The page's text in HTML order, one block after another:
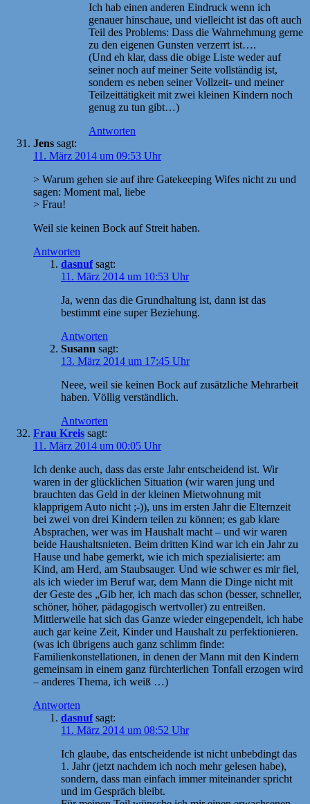
Ich hab einen anderen Eindruck wenn ich
genauer hinschaue, und vielleicht ist das oft auch
Teil des Problems: Dass die Wahrnehmung gerne
zu den eigenen Gunsten verzerrt ist….
(Und eh klar, dass die obige Liste weder auf
seiner noch auf meiner Seite vollständig ist,
sondern es neben seiner Vollzeit- und meiner
Teilzeittätigkeit mit zwei kleinen Kindern noch
genug zu tun gibt…)
Antworten
Jens sagt:
11. März 2014 um 09:53 Uhr
> Warum gehen sie auf ihre Gatekeeping Wifes nicht zu und
sagen: Moment mal, liebe
> Frau!
Weil sie keinen Bock auf Streit haben.
Antworten
dasnuf sagt:
11. März 2014 um 10:53 Uhr
Ja, wenn das die Grundhaltung ist, dann ist das
bestimmt eine super Beziehung.
Antworten
Susann sagt:
13. März 2014 um 17:45 Uhr
Neee, weil sie keinen Bock auf zusätzliche Mehrarbeit
haben. Völlig verständlich.
Antworten
Frau Kreis sagt:
11. März 2014 um 00:05 Uhr
Ich denke auch, dass das erste Jahr entscheidend ist. Wir
waren in der glücklichen Situation (wir waren jung und
brauchten das Geld in der kleinen Mietwohnung mit
klapprigem Auto nicht ;-)), uns im ersten Jahr die Elternzeit
bei zwei von drei Kindern teilen zu können; es gab klare
Absprachen, wer was im Haushalt macht – und wir waren
beide Haushaltsnieten. Beim dritten Kind war ich ein Jahr zu
Hause und habe gemerkt, wie ich mich spezialisierte: am
Kind, am Herd, am Staubsauger. Und wie schwer es mir fiel,
als ich wieder im Beruf war, dem Mann die Dinge nicht mit
der Geste des „Gib her, ich mach das schon (besser, schneller,
schöner, höher, pädagogisch wertvoller) zu entreißen.
Mittlerweile hat sich das Ganze wieder eingependelt, ich habe
auch gar keine Zeit, Kinder und Haushalt zu perfektionieren.
(was ich übrigens auch ganz schlimm finde:
Familienkonstellationen, in denen der Mann mit den Kindern
gemeinsam in einem ganz fürchterlichen Tonfall erzogen wird
– anderes Thema, ich weiß …)
Antworten
dasnuf sagt:
11. März 2014 um 08:52 Uhr
Ich glaube, das entscheidende ist nicht unbebdingt das
1. Jahr (jetzt nachdem ich noch mehr gelesen habe),
sondern, dass man einfach immer miteinander spricht
und im Gespräch bleibt.